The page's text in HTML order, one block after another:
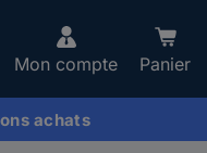
Mon compte Panier
achats